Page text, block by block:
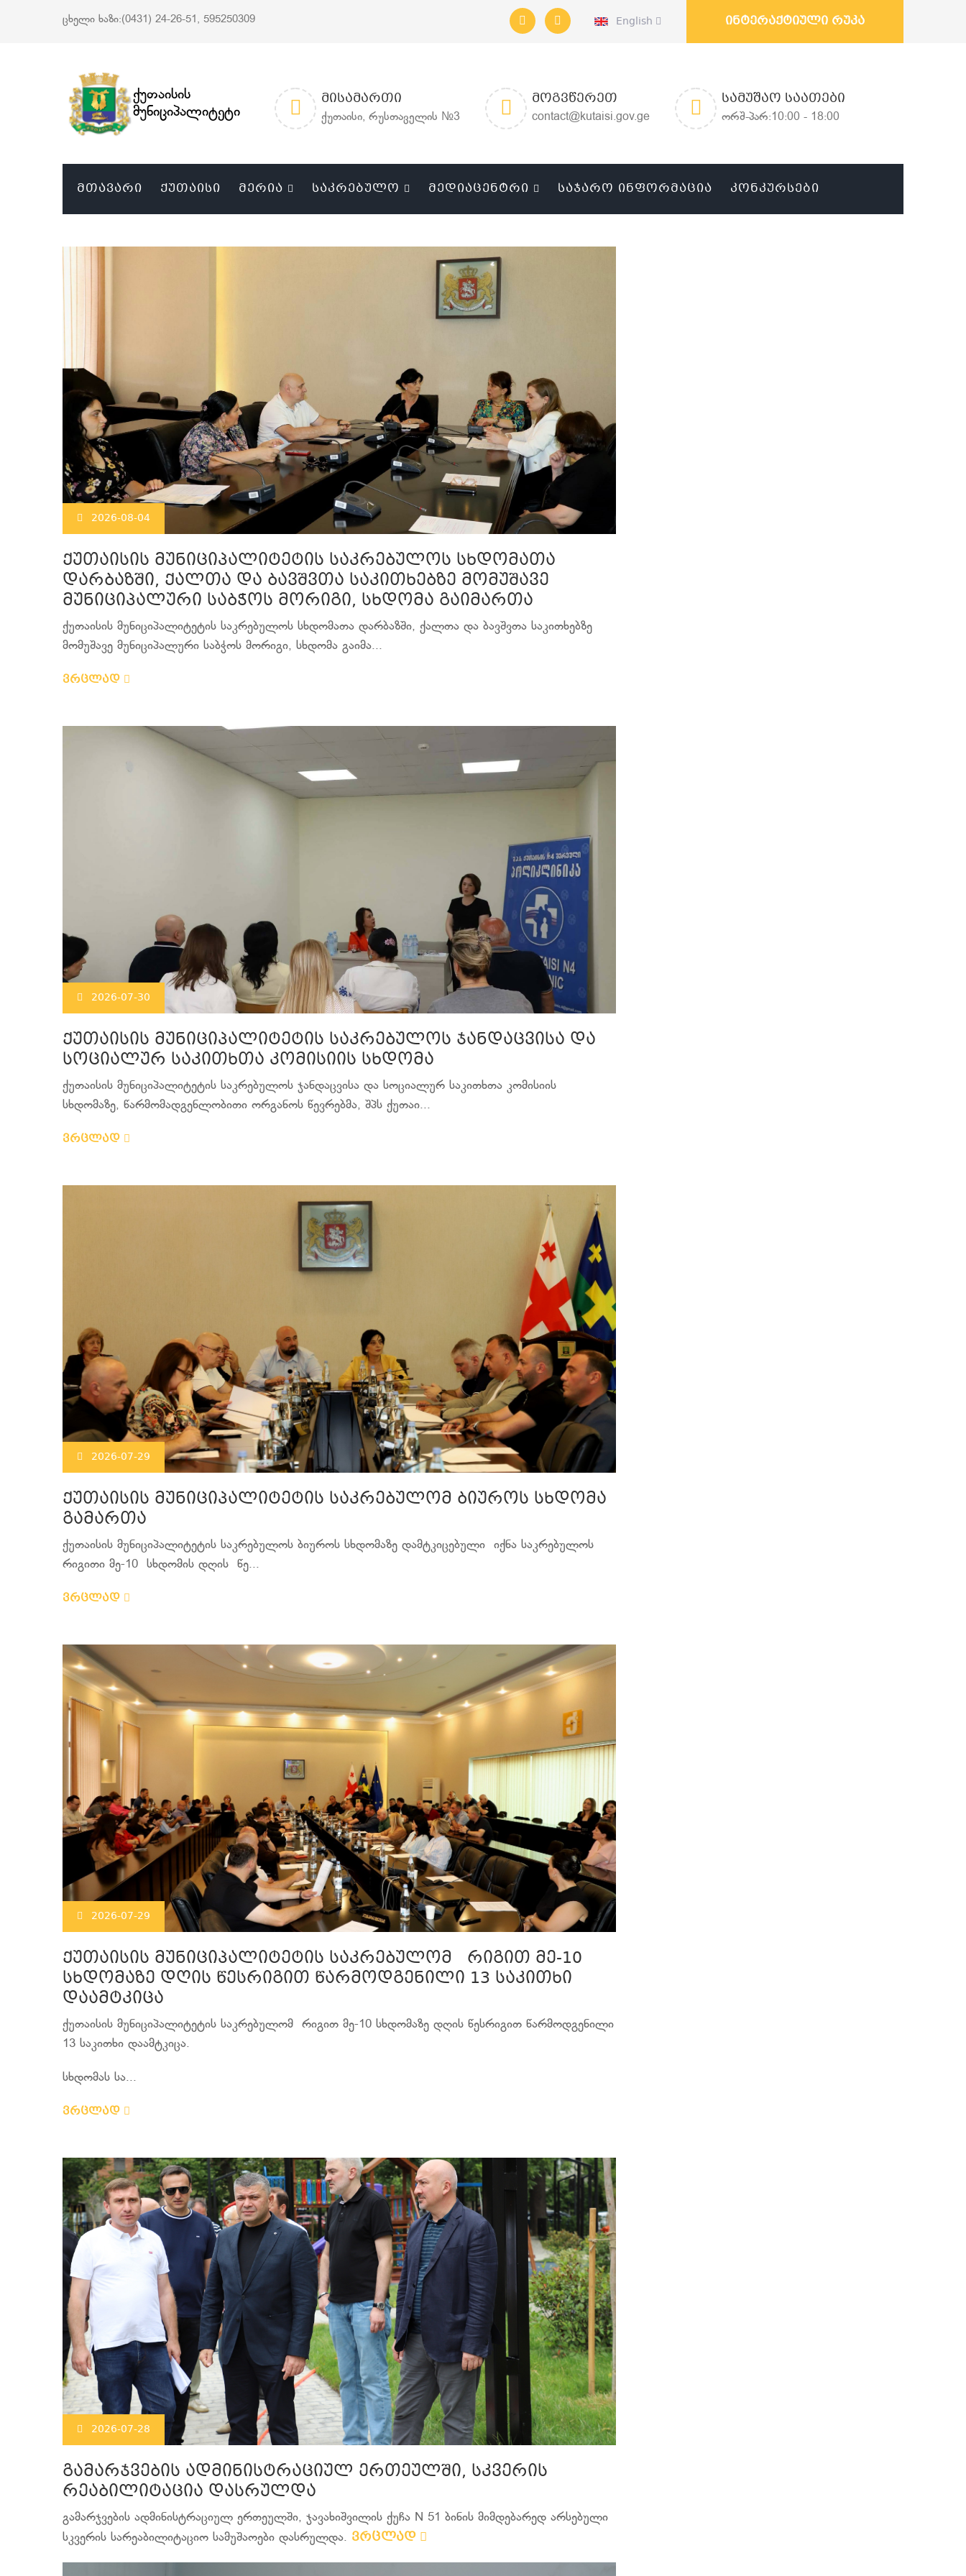
ცხელი ხაზი:(0431) 24-26-51, 595250309 English ინტერაქტიული რუკა
ქუთაისის
მუნიციპალიტეტი
ᲛᲘᲡᲐᲛᲐᲠᲗᲘ
ქუთაისი, რუსთაველის №3
ᲛᲝᲒᲕᲬᲔᲠᲔᲗ
contact@kutaisi.gov.ge
ᲡᲐᲛᲣᲨᲐᲝ ᲡᲐᲐᲗᲔᲑᲘ
ორშ-პარ:10:00 - 18:00
ᲛᲗᲐᲕᲐᲠᲘ ᲥᲣᲗᲐᲘᲡᲘ ᲛᲔᲠᲘᲐ ᲡᲐᲙᲠᲔᲑᲣᲚᲝ ᲛᲔᲓᲘᲐᲪᲔᲜᲢᲠᲘ ᲡᲐᲯᲐᲠᲝ ᲘᲜᲤᲝᲠᲛᲐᲪᲘᲐ ᲙᲝᲜᲙᲣᲠᲡᲔᲑᲘ
2026-08-04
ქუთაისის მუნიციპალიტეტის საკრებულოს სხდომათა
დარბაზში, ქალთა და ბავშვთა საკითხებზე მომუშავე
მუნიციპალური საბჭოს მორიგი, სხდომა გაიმართა
ქუთაისის მუნიციპალიტეტის საკრებულოს სხდომათა დარბაზში, ქალთა და ბავშვთა საკითხებზე
მომუშავე მუნიციპალური საბჭოს მორიგი, სხდომა გაიმა...
ვრცლად
2026-07-30
ქუთაისის მუნიციპალიტეტის საკრებულოს ჯანდაცვისა და
სოციალურ საკითხთა კომისიის სხდომა
ქუთაისის მუნიციპალიტეტის საკრებულოს ჯანდაცვისა და სოციალურ საკითხთა კომისიის
სხდომაზე, წარმომადგენლობითი ორგანოს წევრებმა, შპს ქუთაი...
ვრცლად
2026-07-29
ქუთაისის მუნიციპალიტეტის საკრებულომ ბიუროს სხდომა
გამართა
ქუთაისის მუნიციპალიტეტის საკრებულოს ბიუროს სხდომაზე დამტკიცებული იქნა საკრებულოს
რიგითი მე-10 სხდომის დღის წე...
ვრცლად
2026-07-29
ქუთაისის მუნიციპალიტეტის საკრებულომ რიგით მე-10
სხდომაზე დღის წესრიგით წარმოდგენილი 13 საკითხი
დაამტკიცა
ქუთაისის მუნიციპალიტეტის საკრებულომ რიგით მე-10 სხდომაზე დღის წესრიგით წარმოდგენილი
13 საკითხი დაამტკიცა.
სხდომას სა...
ვრცლად
2026-07-28
გამარჯვების ადმინისტრაციულ ერთეულში, სკვერის
რეაბილიტაცია დასრულდა
გამარჯვების ადმინისტრაციულ ერთეულში, ჯავახიშვილის ქუჩა N 51 ბინის მიმდებარედ არსებული
სკვერის სარეაბილიტაციო სამუშაოები დასრულდა. ვრცლად